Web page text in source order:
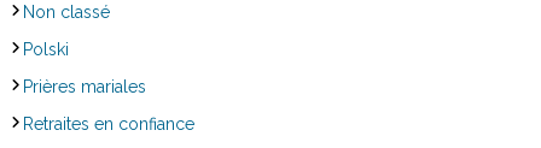
Non classé
Polski
Prières mariales
Retraites en confiance